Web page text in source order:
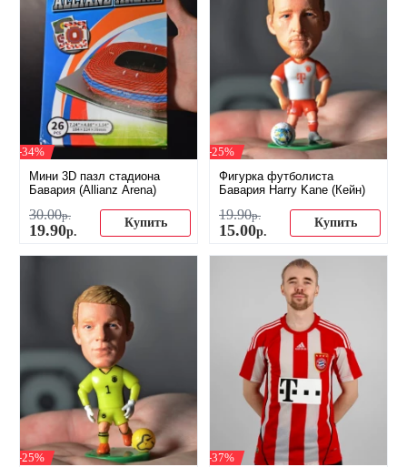
-34%
Мини 3D пазл стадиона
Бавария (Allianz Arena)
30.00р.
19.90р.
Купить
-25%
Фигурка футболиста
Бавария Harry Kane (Кейн)
19.90р.
15.00р.
Купить
-25%
-37%